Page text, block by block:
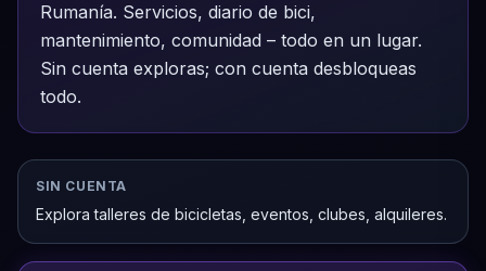
Rumanía. Servicios, diario de bici,
mantenimiento, comunidad – todo en un lugar.
Sin cuenta exploras; con cuenta desbloqueas
todo.
SIN CUENTA
Explora talleres de bicicletas, eventos, clubes, alquileres.